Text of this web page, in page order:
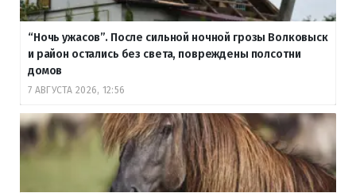
“Ночь ужасов”. После сильной ночной грозы Волковыск
и район остались без света, повреждены полсотни
домов
7 АВГУСТА 2026, 12:56